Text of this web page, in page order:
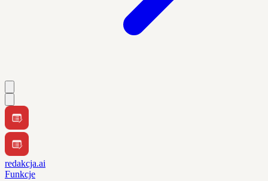
redakcja.ai
Funkcje